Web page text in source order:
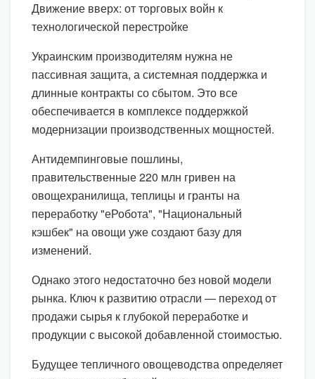
Движение вверх: от торговых войн к
технологической перестройке
Украинским производителям нужна не
пассивная защита, а системная поддержка и
длинные контракты со сбытом. Это все
обеспечивается в комплексе поддержкой
модернизации производственных мощностей.
Антидемпинговые пошлины,
правительственные 220 млн гривен на
овощехранилища, теплицы и гранты на
переработку "еРобота", "Национальный
кэшбек" на овощи уже создают базу для
изменений.
Однако этого недостаточно без новой модели
рынка. Ключ к развитию отрасли — переход от
продажи сырья к глубокой переработке и
продукции с высокой добавленной стоимостью.
Будущее тепличного овощеводства определяет